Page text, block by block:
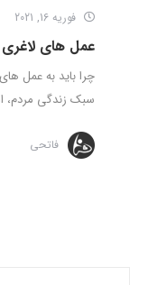
فوریه 16, 2021
عمل های
چرا باید به عمل
سبک زندگی مردم،
فاتحی